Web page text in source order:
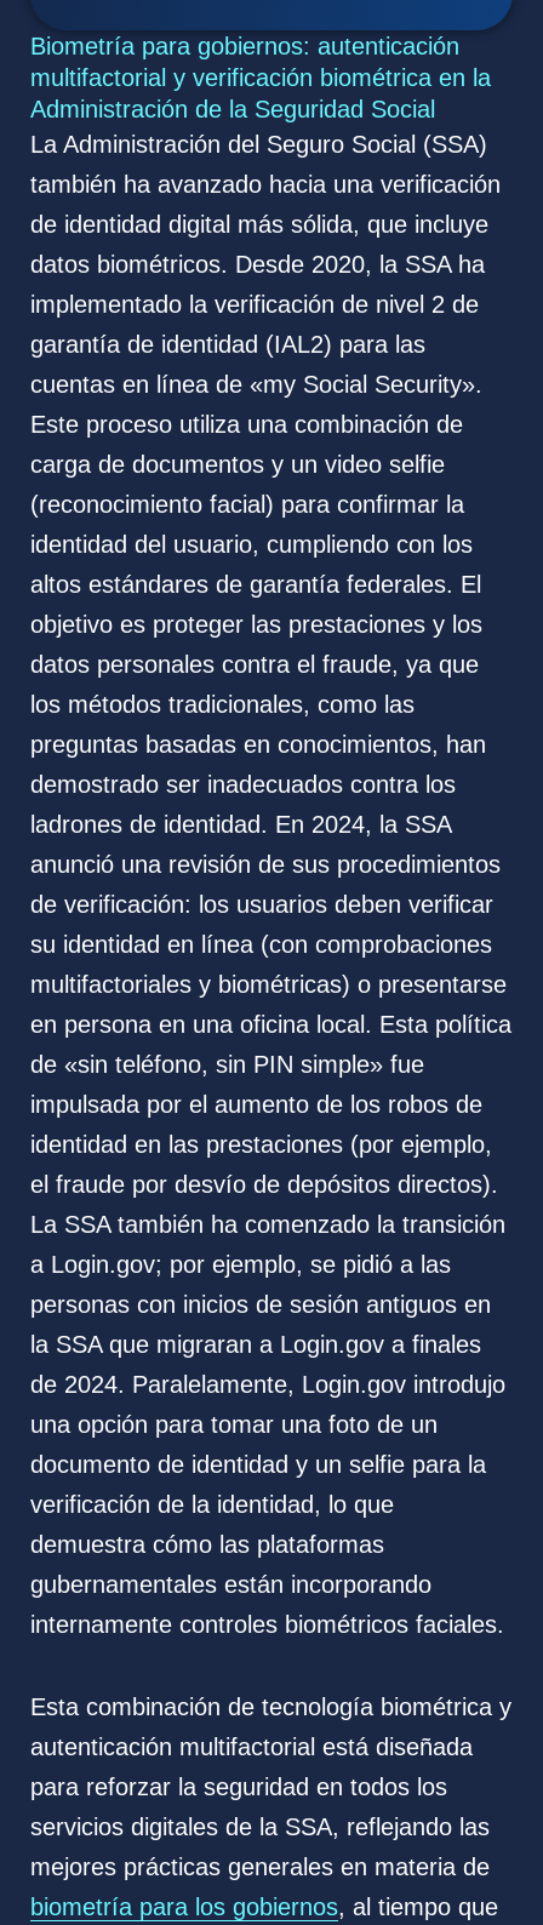
Biometría para gobiernos: autenticación
multifactorial y verificación biométrica en la
Administración de la Seguridad Social
La Administración del Seguro Social (SSA)
también ha avanzado hacia una verificación
de identidad digital más sólida, que incluye
datos biométricos. Desde 2020, la SSA ha
implementado la verificación de nivel 2 de
garantía de identidad (IAL2) para las
cuentas en línea de «my Social Security».
Este proceso utiliza una combinación de
carga de documentos y un video selfie
(reconocimiento facial) para confirmar la
identidad del usuario, cumpliendo con los
altos estándares de garantía federales. El
objetivo es proteger las prestaciones y los
datos personales contra el fraude, ya que
los métodos tradicionales, como las
preguntas basadas en conocimientos, han
demostrado ser inadecuados contra los
ladrones de identidad. En 2024, la SSA
anunció una revisión de sus procedimientos
de verificación: los usuarios deben verificar
su identidad en línea (con comprobaciones
multifactoriales y biométricas) o presentarse
en persona en una oficina local. Esta política
de «sin teléfono, sin PIN simple» fue
impulsada por el aumento de los robos de
identidad en las prestaciones (por ejemplo,
el fraude por desvío de depósitos directos).
La SSA también ha comenzado la transición
a Login.gov; por ejemplo, se pidió a las
personas con inicios de sesión antiguos en
la SSA que migraran a Login.gov a finales
de 2024. Paralelamente, Login.gov introdujo
una opción para tomar una foto de un
documento de identidad y un selfie para la
verificación de la identidad, lo que
demuestra cómo las plataformas
gubernamentales están incorporando
internamente controles biométricos faciales.
Esta combinación de tecnología biométrica y
autenticación multifactorial está diseñada
para reforzar la seguridad en todos los
servicios digitales de la SSA, reflejando las
mejores prácticas generales en materia de
biometría para los gobiernos, al tiempo que